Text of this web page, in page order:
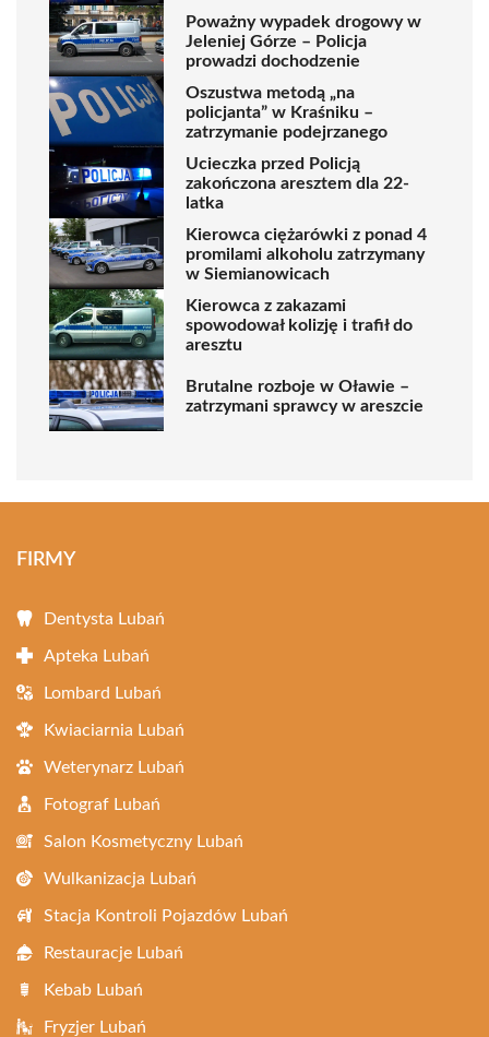
Poważny wypadek drogowy w
Jeleniej Górze – Policja
prowadzi dochodzenie
Oszustwa metodą „na
policjanta” w Kraśniku –
zatrzymanie podejrzanego
Ucieczka przed Policją
zakończona aresztem dla 22-
latka
Kierowca ciężarówki z ponad 4
promilami alkoholu zatrzymany
w Siemianowicach
Kierowca z zakazami
spowodował kolizję i trafił do
aresztu
Brutalne rozboje w Oławie –
zatrzymani sprawcy w areszcie
FIRMY
Dentysta Lubań
Apteka Lubań
Lombard Lubań
Kwiaciarnia Lubań
Weterynarz Lubań
Fotograf Lubań
Salon Kosmetyczny Lubań
Wulkanizacja Lubań
Stacja Kontroli Pojazdów Lubań
Restauracje Lubań
Kebab Lubań
Fryzjer Lubań